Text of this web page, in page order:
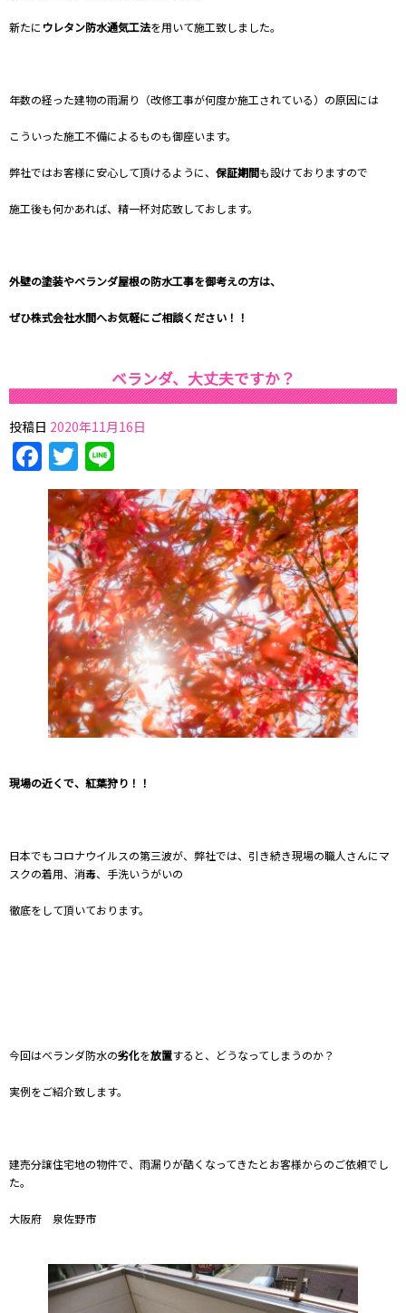
新たに ウレタン防水通気工法を用いて施工致しました。
年数の経った建物の雨漏り（改修工事が何度か施工されている）の原因には
こういった施工不備によるものも御座います。
弊社ではお客様に安心して頂けるように、 保証期間も設けておりますので
施工後も何かあれば、精一杯対応致しておします。
外壁の塗装やベランダ屋根の防水工事を御考えの方は、
ぜひ株式会社水間へお気軽にご相談ください！！
ベランダ、大丈夫ですか？
投稿日 2020年11月16日
Facebook
Twitter
現場の近くで、紅葉狩り！！
日本でもコロナウイルスの第三波が、弊社では、引き続き現場の職人さんにマ
スクの着用、消毒、手洗いうがいの
徹底をして頂いております。
今回はベランダ防水の劣化を放置すると、どうなってしまうのか？
実例をご紹介致します。
建売分譲住宅地の物件で、雨漏りが酷くなってきたとお客様からのご依頼でし
た。
大阪府 泉佐野市